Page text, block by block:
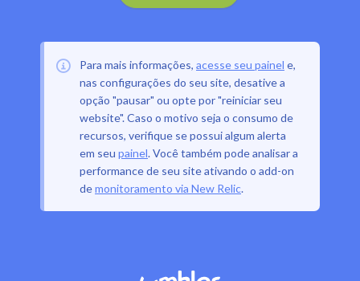
Para mais informações, acesse seu painel e,
nas configurações do seu site, desative a
opção "pausar" ou opte por "reiniciar seu
website". Caso o motivo seja o consumo de
recursos, verifique se possui algum alerta
em seu painel. Você também pode analisar a
performance de seu site ativando o add-on
demonitoramento via New Relic.